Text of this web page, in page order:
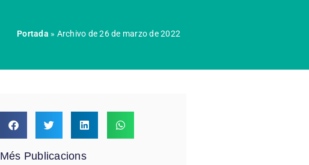
Portada » Archivo de 26 de marzo de 2022
Més Publicacions